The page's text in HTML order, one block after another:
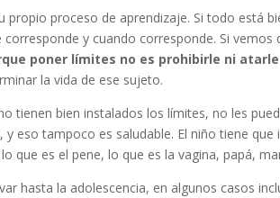
propio proceso de aprendizaje. Si todo está
corresponde y cuando corresponde. Si
poner límites no es prohibirle ni
la vida de ese sujeto.
tienen bien instalados los límites, no les
y eso tampoco es saludable. El niño tiene
que es el pene, lo que es la vagina, papá,
hasta la adolescencia, en algunos casos